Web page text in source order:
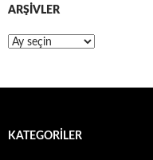
ARŞIVLER
Arşivler
KATEGORILER